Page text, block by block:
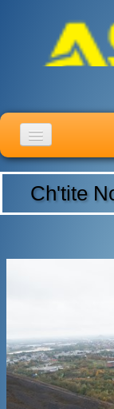
ACCUEIL
LE CLUB
ACTUALITÉS
LIENS
BOUTIQUE
Ch'tite